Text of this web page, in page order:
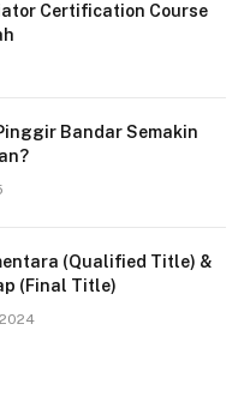
Certification Course
Bandar Semakin
(Qualified Title) &
(Final Title)